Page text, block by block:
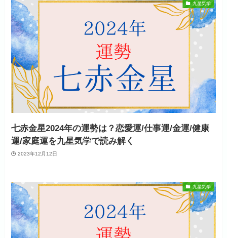
九星気学
七赤金星2024年の運勢は？恋愛運/仕事運/金運/健康
運/家庭運を九星気学で読み解く
2023年12月12日
九星気学